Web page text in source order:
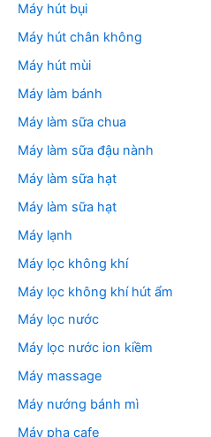
Máy hút bụi
Máy hút chân không
Máy hút mùi
Máy làm bánh
Máy làm sữa chua
Máy làm sữa đậu nành
Máy làm sữa hạt
Máy làm sữa hạt
Máy lạnh
Máy lọc không khí
Máy lọc không khí hút ẩm
Máy lọc nước
Máy lọc nước ion kiềm
Máy massage
Máy nướng bánh mì
Máy pha cafe